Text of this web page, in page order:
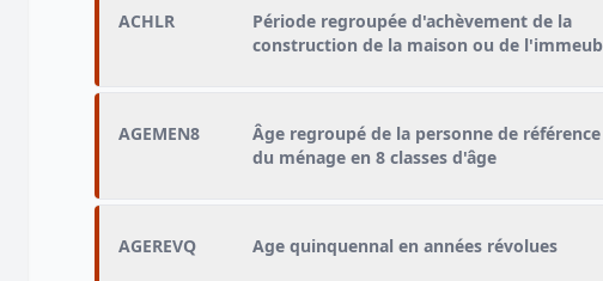
ACHLR
Période regroupée d'achèvement de la
construction de la maison ou de
AGEMEN8
Âge regroupé de la personne de référence
du ménage en 8 classes d'âge
AGEREVQ Age quinquennal en années révolues